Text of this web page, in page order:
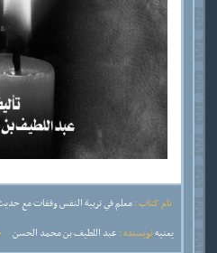
نام کتاب :معلم في تربية النفس وقفات مع
يعنيهنویسنده : عبد اللطيف بن محمد الحسن